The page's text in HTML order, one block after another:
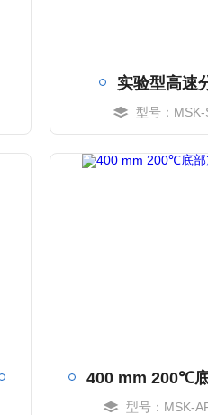
实验型高速
型号：
型号：MSK-